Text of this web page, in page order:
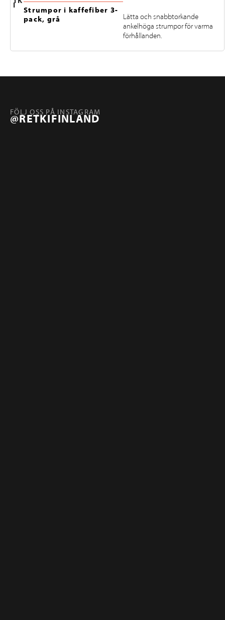
I
Strumpor i kaffefiber 3-
pack, grå
Lätta och snabbtorkande
ankelhöga strumpor för varma
förhållanden.
FÖLJ OSS PÅ INSTAGRAM
@RETKIFINLAND